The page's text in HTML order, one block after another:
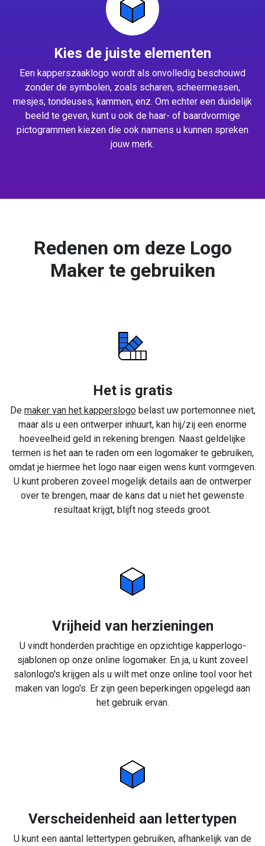
Kies de juiste elementen
Een kapperszaaklogo wordt als onvolledig beschouwd
zonder de symbolen, zoals scharen, scheermessen,
mesjes, tondeuses, kammen, enz. Om echter een duidelijk
beeld te geven, kunt u ook de haar- of baardvormige
pictogrammen kiezen die ook namens u kunnen spreken
jouw merk.
Redenen om deze Logo
Maker te gebruiken
Het is gratis
De maker van het kapperslogobelast uw portemonnee niet,
maar als u een ontwerper inhuurt, kan hij/zij een enorme
hoeveelheid geld in rekening brengen. Naast geldelijke
termen is het aan te raden om een logomaker te gebruiken,
omdat je hiermee het logo naar eigen wens kunt vormgeven.
U kunt proberen zoveel mogelijk details aan de ontwerper
over te brengen, maar de kans dat u niet het gewenste
resultaat krijgt, blijft nog steeds groot.
Vrijheid van herzieningen
U vindt honderden prachtige en opzichtige kapperlogo-
sjablonen op onze online logomaker. En ja, u kunt zoveel
salonlogo's krijgen als u wilt met onze online tool voor het
maken van logo's. Er zijn geen beperkingen opgelegd aan
het gebruik ervan.
Verscheidenheid aan lettertypen
U kunt een aantal lettertypen gebruiken, afhankelijk van de